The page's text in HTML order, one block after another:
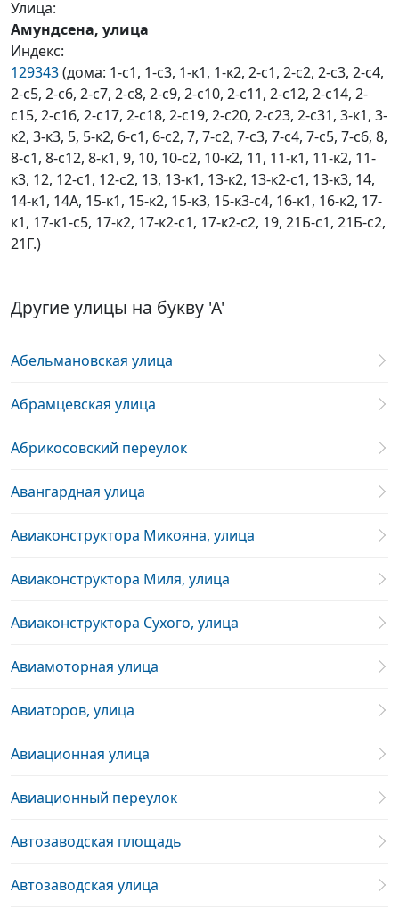
Улица:
Амундсена, улица
Индекс:
129343(дома: 1-с1, 1-с3, 1-к1, 1-к2, 2-с1, 2-с2, 2-с3, 2-с4,
2-с5, 2-с6, 2-с7, 2-с8, 2-с9, 2-с10, 2-с11, 2-с12, 2-с14, 2-
с15, 2-с16, 2-с17, 2-с18, 2-с19, 2-с20, 2-с23, 2-с31, 3-к1, 3-
к2, 3-к3, 5, 5-к2, 6-с1, 6-с2, 7, 7-с2, 7-с3, 7-с4, 7-с5, 7-с6, 8,
8-с1, 8-с12, 8-к1, 9, 10, 10-с2, 10-к2, 11, 11-к1, 11-к2, 11-
к3, 12, 12-с1, 12-с2, 13, 13-к1, 13-к2, 13-к2-с1, 13-к3, 14,
14-к1, 14А, 15-к1, 15-к2, 15-к3, 15-к3-с4, 16-к1, 16-к2, 17-
к1, 17-к1-с5, 17-к2, 17-к2-с1, 17-к2-с2, 19, 21Б-с1, 21Б-с2,
21Г.)
Другие улицы на букву 'А'
Абельмановская улица
Абрамцевская улица
Абрикосовский переулок
Авангардная улица
Авиаконструктора Микояна, улица
Авиаконструктора Миля, улица
Авиаконструктора Сухого, улица
Авиамоторная улица
Авиаторов, улица
Авиационная улица
Авиационный переулок
Автозаводская площадь
Автозаводская улица